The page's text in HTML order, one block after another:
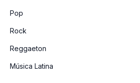
Pop
Rock
Reggaeton
Música Latina